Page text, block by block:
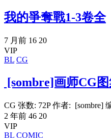
我的爭奪戰1-3卷全
7 月前 16 20
VIP
BL CG
[sombre]画师CG
CG 张数: 72P 作者: [sombre]
2 年前 46 20
VIP
BL COMIC